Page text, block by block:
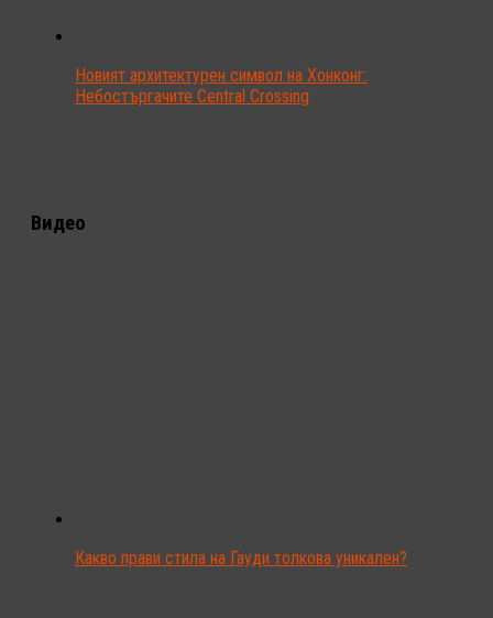
Новият архитектурен символ на Хонконг:
Небостъргачите Central Crossing
Видео
Какво прави стила на Гауди толкова уникален?